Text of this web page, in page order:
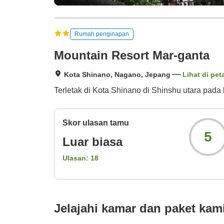
Rumah penginapan
Mountain Resort Mar-ganta
Kota Shinano, Nagano, Jepang Lihat di
Terletak di Kota Shinano di Shinshu utara
Skor ulasan tamu
Luar biasa
Ulasan: 18
5
Jelajahi kamar dan paket